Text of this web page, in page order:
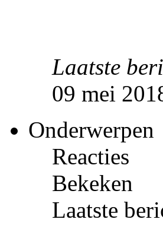
Laatste
09 mei
Onderwerpen
Reacties
Bekeken
Laatste